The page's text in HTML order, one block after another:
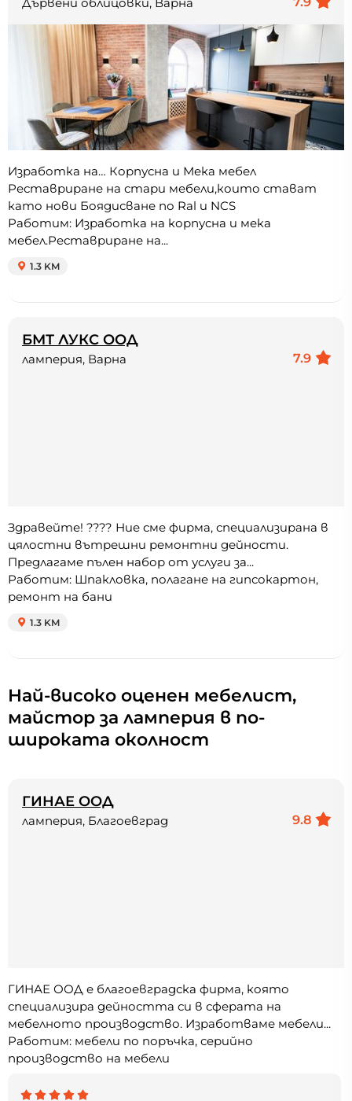
Изработка на… Корпусна и Мека мебел
Реставриране на стари мебели,които стават
като нови Боядисване по Ral и NCS
Работим: Изработка на корпусна и мека
мебел.Реставриране на...
1.3 KM
БМТ ЛУКС ООД
7.9
ламперия, Варна
Здравейте! ???? Ние сме фирма, специализирана в
цялостни вътрешни ремонтни дейности.
Предлагаме пълен набор от услуги за...
Работим: Шпакловка, полагане на гипсокартон,
ремонт на бани
1.3 KM
Най-високо оценен мебелист,
майстор за ламперия в по-
широката околност
ГИНАЕ ООД
9.8
ламперия, Благоевград
ГИНАЕ ООД е благоевградска фирма, която
специализира дейността си в сферата на
мебелното производство. Изработваме мебели...
Работим: мебели по поръчка, серийно
производство на мебели